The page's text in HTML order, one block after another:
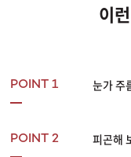
이
POINT 1 눈가 주
POINT 2 피곤해